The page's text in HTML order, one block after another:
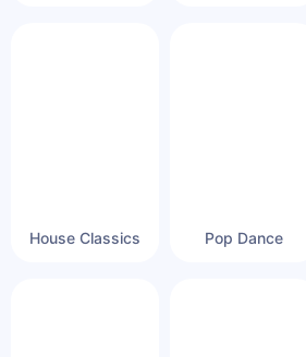
House Classics Pop Dance